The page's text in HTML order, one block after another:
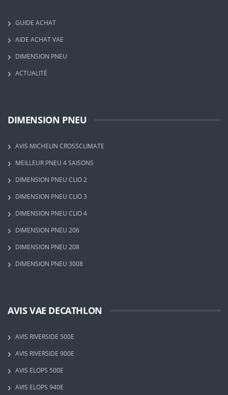
GUIDE ACHAT
AIDE ACHAT VAE
DIMENSION PNEU
ACTUALITÉ
DIMENSION PNEU
AVIS MICHELIN CROSSCLIMATE
MEILLEUR PNEU 4 SAISONS
DIMENSION PNEU CLIO 2
DIMENSION PNEU CLIO 3
DIMENSION PNEU CLIO 4
DIMENSION PNEU 206
DIMENSION PNEU 208
DIMENSION PNEU 3008
AVIS VAE DECATHLON
AVIS RIVERSIDE 500E
AVIS RIVERSIDE 900E
AVIS ELOPS 500E
AVIS ELOPS 940E